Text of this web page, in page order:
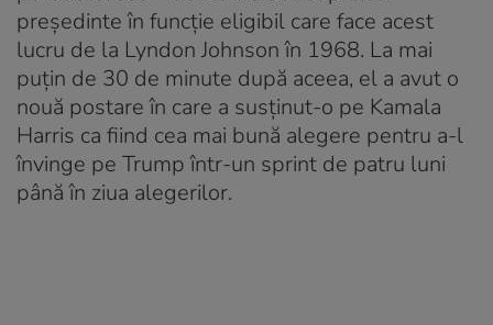
preşedinte în funcţie eligibil care face acest
lucru de la Lyndon Johnson în 1968. La mai
puţin de 30 de minute după aceea, el a avut o
nouă postare în care a susţinut-o pe Kamala
Harris ca fiind cea mai bună alegere pentru a-l
învinge pe Trump într-un sprint de patru luni
până în ziua alegerilor.